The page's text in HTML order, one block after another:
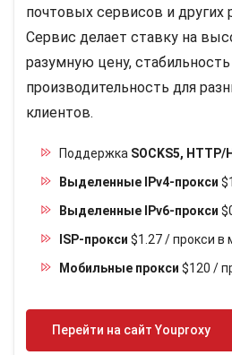
почтовых сервисов и других
Сервис делает ставку на
разумную цену,
производительность для
клиентов.
Поддержка SOCKS5, HTTP/
Выделенные IPv4-прокси
Выделенные IPv6-прокси
ISP-прокси $1.27 / прокси в
Мобильные прокси $120 /
Перейти на сайт Youproxy